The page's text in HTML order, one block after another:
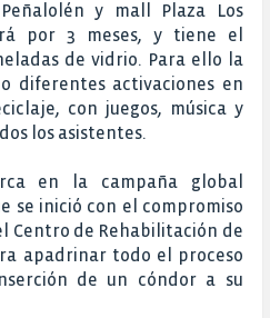
y mall Plaza Los
por 3 meses, y tiene el
de vidrio. Para ello la
diferentes activaciones en
con juegos, música y
los asistentes.
en la campaña global
se inició con el compromiso
Centro de Rehabilitación de
apadrinar todo el proceso
de un cóndor a su